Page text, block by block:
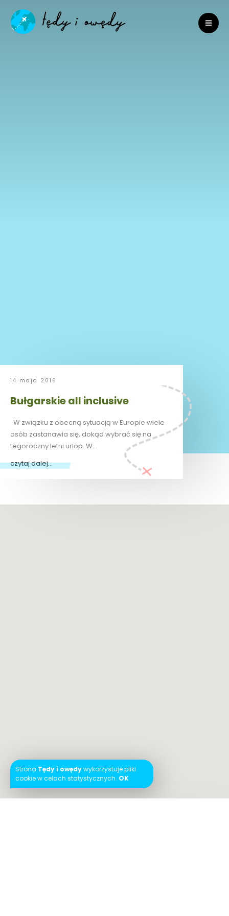
14 maja 2016
Bułgarskie all inclusive
W związku z obecną sytuacją w Europie wiele
osób zastanawia się, dokąd wybrać się na
tegoroczny letni urlop. W…
czytaj dalej...
Strona Tędy i owędywykorzystuje pliki
cookie w celach statystycznych. OK